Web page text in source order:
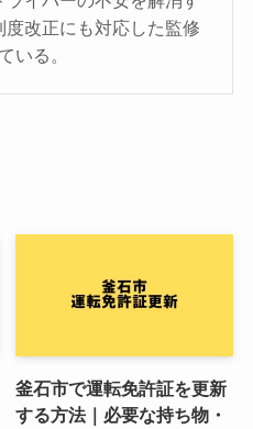
改正にも対応した監修
いる。
釜石市で運転免許証を更新
する方法｜必要な持ち物・